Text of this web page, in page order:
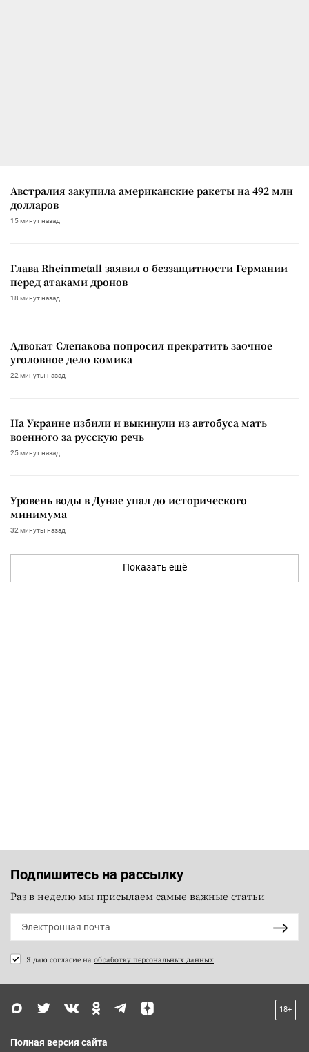
Австралия закупила американские ракеты на 492 млн
долларов
15 минут назад
Глава Rheinmetall заявил о беззащитности Германии
перед атаками дронов
18 минут назад
Адвокат Слепакова попросил прекратить заочное
уголовное дело комика
22 минуты назад
На Украине избили и выкинули из автобуса мать
военного за русскую речь
25 минут назад
Уровень воды в Дунае упал до исторического
минимума
32 минуты назад
Показать ещё
Подпишитесь на рассылку
Раз в неделю мы присылаем самые важные статьи
Я даю согласие на обработку персональных данных
18+
Полная версия сайта